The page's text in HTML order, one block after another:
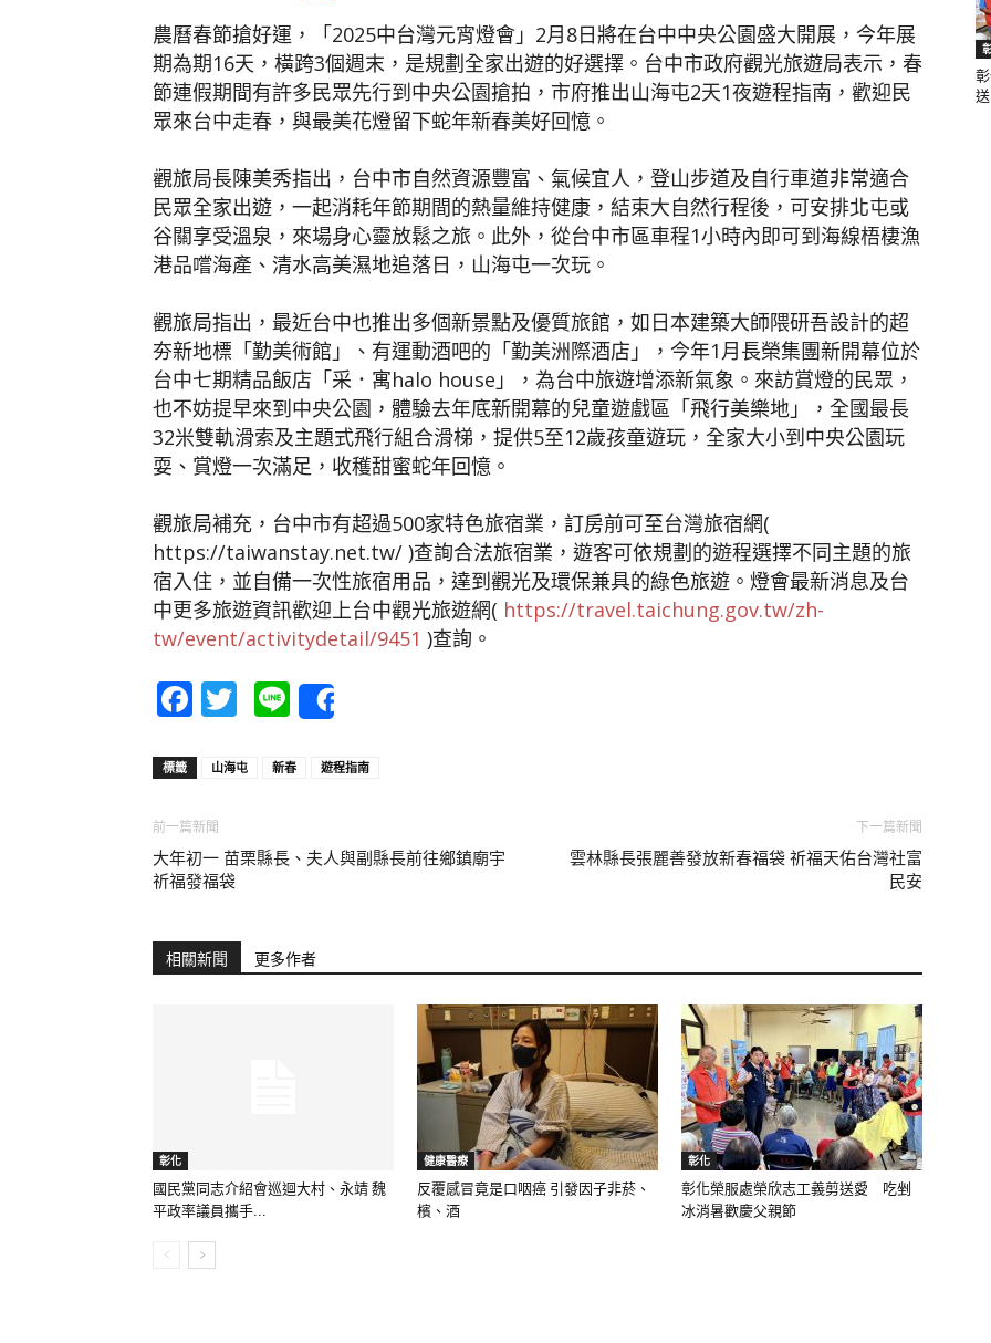
網
農曆春節搶好運，「2025中台灣元宵燈會」2月8日將在台中中央公園盛大開展，今年展
期為期16天，橫跨3個週末，是規劃全家出遊的好選擇。台中市政府觀光旅遊局表示，春
節連假期間有許多民眾先行到中央公園搶拍，市府推出山海屯2天1夜遊程指南，歡迎民
眾來台中走春，與最美花燈留下蛇年新春美好回憶。
觀旅局長陳美秀指出，台中市自然資源豐富、氣候宜人，登山步道及自行車道非常適合
民眾全家出遊，一起消耗年節期間的熱量維持健康，結束大自然行程後，可安排北屯或
谷關享受溫泉，來場身心靈放鬆之旅。此外，從台中市區車程1小時內即可到海線梧棲漁
港品嚐海產、清水高美濕地追落日，山海屯一次玩。
觀旅局指出，最近台中也推出多個新景點及優質旅館，如日本建築大師隈研吾設計的超
夯新地標「勤美術館」、有運動酒吧的「勤美洲際酒店」，今年1月長榮集團新開幕位於
台中七期精品飯店「采．寓halo house」，為台中旅遊增添新氣象。來訪賞燈的民眾，
也不妨提早來到中央公園，體驗去年底新開幕的兒童遊戲區「飛行美樂地」，全國最長
32米雙軌滑索及主題式飛行組合滑梯，提供5至12歲孩童遊玩，全家大小到中央公園玩
耍、賞燈一次滿足，收穫甜蜜蛇年回憶。
觀旅局補充，台中市有超過500家特色旅宿業，訂房前可至台灣旅宿網(
https://taiwanstay.net.tw/ )查詢合法旅宿業，遊客可依規劃的遊程選擇不同主題的旅
宿入住，並自備一次性旅宿用品，達到觀光及環保兼具的綠色旅遊。燈會最新消息及台
中更多旅遊資訊歡迎上台中觀光旅遊網( https://travel.taichung.gov.tw/zh-
tw/event/activitydetail/9451 )查詢。
Facebook
Twitter
Line
標籤 山海屯 新春 遊程指南
前一篇新聞
大年初一 苗栗縣長、夫人與副縣長前往鄉鎮廟宇
祈福發福袋
下一篇新聞
雲林縣長張麗善發放新春福袋 祈福天佑台灣社富
民安
相關新聞 更多作者
彰化
國民黨同志介紹會巡迴大村、永靖 魏
平政率議員攜手...
健康醫療
反覆感冒竟是口咽癌 引發因子非菸、
檳、酒
彰化
彰化榮服處榮欣志工義剪送愛 吃剉
冰消暑歡慶父親節